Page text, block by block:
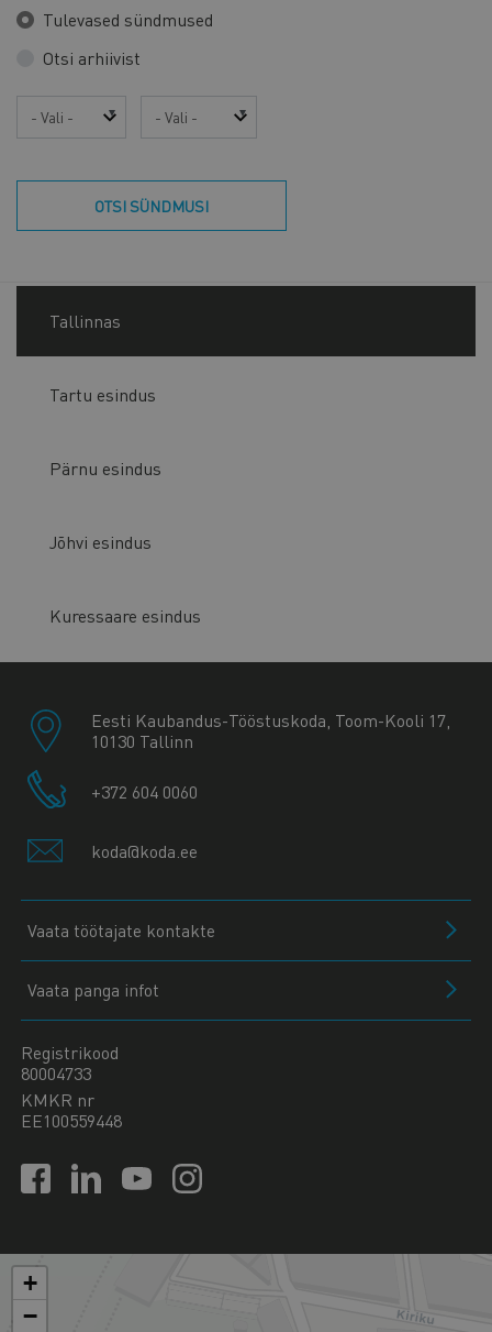
Tulevased sündmused
Otsi arhiivist
Aasta Kuu
OTSI SÜNDMUSI
Tallinnas
Tartu esindus
Pärnu esindus
Jõhvi esindus
Kuressaare esindus
Eesti Kaubandus-Tööstuskoda, Toom-Kooli 17,
10130 Tallinn
+372 604 0060
koda@koda.ee
Vaata töötajate kontakte
Vaata panga infot
Registrikood
80004733
KMKR nr
EE100559448
+
−